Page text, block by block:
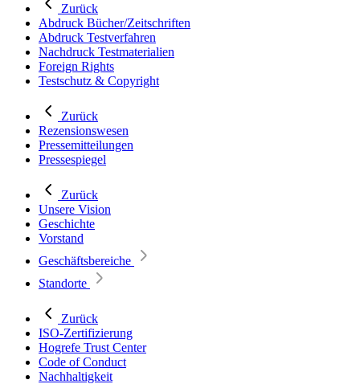
Zurück
Abdruck Bücher/Zeitschriften
Abdruck Testverfahren
Nachdruck Testmaterialien
Foreign Rights
Testschutz & Copyright
Zurück
Rezensionswesen
Pressemitteilungen
Pressespiegel
Zurück
Unsere Vision
Geschichte
Vorstand
Geschäftsbereiche
Standorte
Zurück
ISO-Zertifizierung
Hogrefe Trust Center
Code of Conduct
Nachhaltigkeit